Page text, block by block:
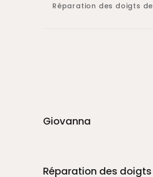
Réparation des doigts
Giovanna
Réparation des doigts